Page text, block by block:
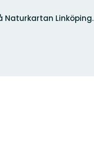
Linköping.